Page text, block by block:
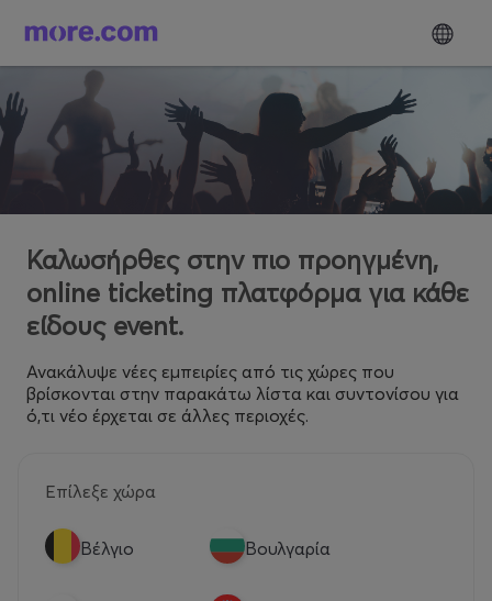
Καλωσήρθες στην πιο προηγμένη,
online ticketing πλατφόρμα για κάθε
είδους event.
Ανακάλυψε νέες εμπειρίες από τις χώρες που
βρίσκονται στην παρακάτω λίστα και συντονίσου για
ό,τι νέο έρχεται σε άλλες περιοχές.
Επίλεξε χώρα
Βέλγιο Βουλγαρία